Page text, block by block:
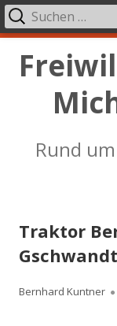
Rund
Primäres
Menü
Traktor
Autor
Bernhard Kuntner